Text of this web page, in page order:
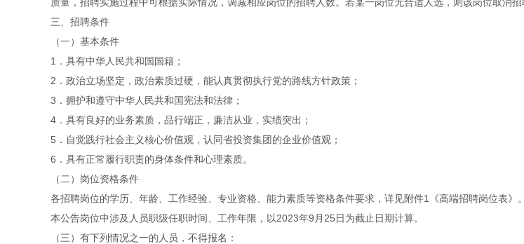
三、招聘条件
（一）基本条件
1．具有中华人民共和国国籍；
2．政治立场坚定，政治素质过硬，能认真贯彻执行党的路线方针政策；
3．拥护和遵守中华人民共和国宪法和法律；
4．具有良好的业务素质，品行端正，廉洁从业，实绩突出；
5．自觉践行社会主义核心价值观，认同省投资集团的企业价值观；
6．具有正常履行职责的身体条件和心理素质。
（二）岗位资格条件
各招聘岗位的学历、年龄、工作经验、专业资格、能力素质等资格条件要求，详见附件1《高端招聘岗位表》。
本公告岗位中涉及人员职级任职时间、工作年限，以2023年9月25日为截止日期计算。
（三）有下列情况之一的人员，不得报名：